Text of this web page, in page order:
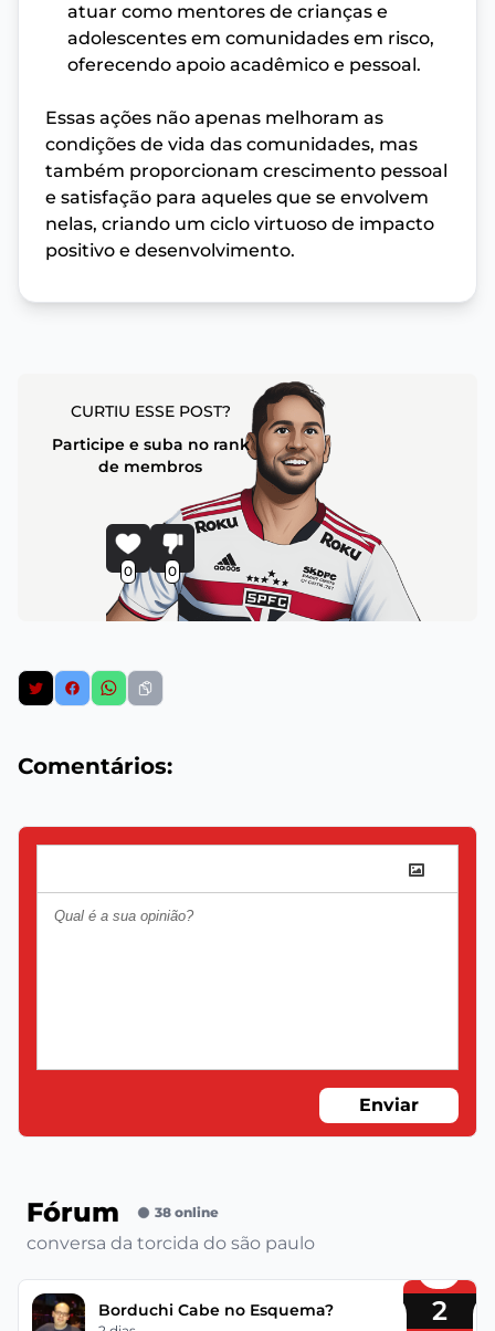
atuar como mentores de crianças e
adolescentes em comunidades em risco,
oferecendo apoio acadêmico e pessoal.
Essas ações não apenas melhoram as
condições de vida das comunidades, mas
também proporcionam crescimento pessoal
e satisfação para aqueles que se envolvem
nelas, criando um ciclo virtuoso de impacto
positivo e desenvolvimento.
CURTIU ESSE POST?
Participe e suba no rank
de membros
0 0
Comentários:
Enviar
Fórum 38 online
conversa da torcida do são paulo
Borduchi Cabe no Esquema? 2